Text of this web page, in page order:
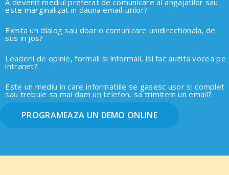
A devenit mediul preferat de comunicare al angajatilor sau
este marginalizat in dauna email-urilor?
Exista un dialog sau doar o comunicare unidirectionala, de
sus in jos?
Leaderii de opinie, formali si informali, isi fac auzita vocea pe
intranet?
Este un mediu in care informatiile se gasesc usor si complet
sau trebuie sa mai dam un telefon, sa trimitem un email?
PROGRAMEAZA UN DEMO ONLINE